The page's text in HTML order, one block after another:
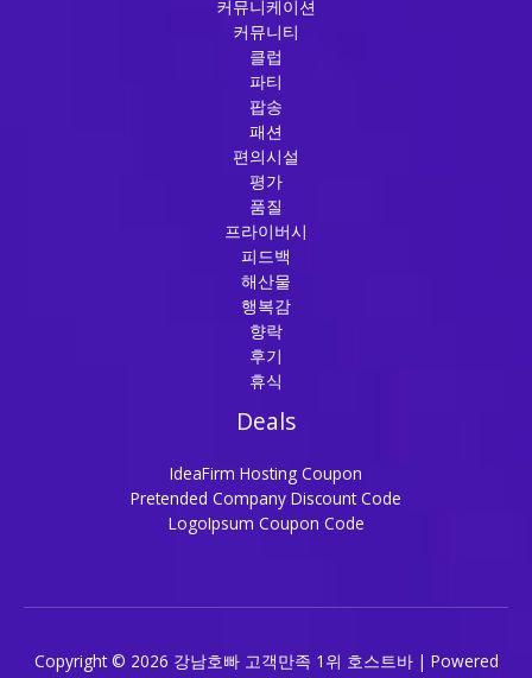
커뮤니케이션
커뮤니티
클럽
파티
팝송
패션
편의시설
평가
품질
프라이버시
피드백
해산물
행복감
향락
후기
휴식
Deals
IdeaFirm Hosting Coupon
Pretended Company Discount Code
LogoIpsum Coupon Code
Copyright © 2026 강남호빠 고객만족 1위 호스트바 | Powered